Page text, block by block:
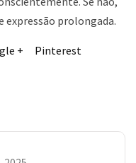
expressão prolongada.
+ Pinterest